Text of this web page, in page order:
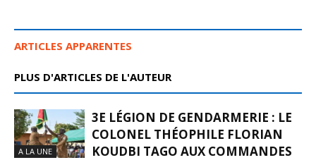
ARTICLES APPARENTES
PLUS D'ARTICLES DE L'AUTEUR
A LA UNE
3E LÉGION DE GENDARMERIE : LE
COLONEL THÉOPHILE FLORIAN
KOUDBI TAGO AUX COMMANDES